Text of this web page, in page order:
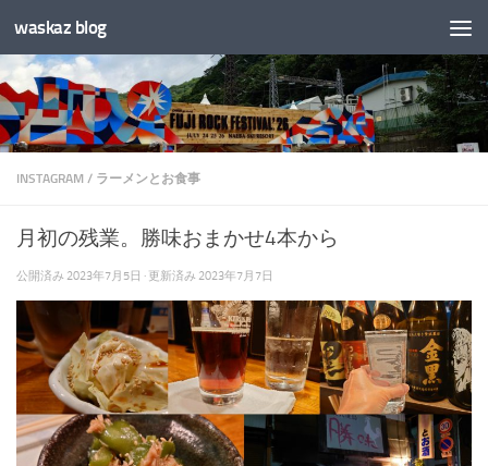
コンテンツへスキップ
waskaz blog
INSTAGRAM / ラーメンとお食事
月初の残業。勝味おまかせ4本から
公開済み 2023年7月5日 · 更新済み 2023年7月7日